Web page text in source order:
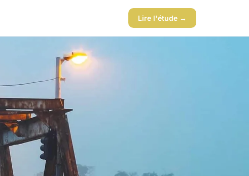
Lire l'étude →